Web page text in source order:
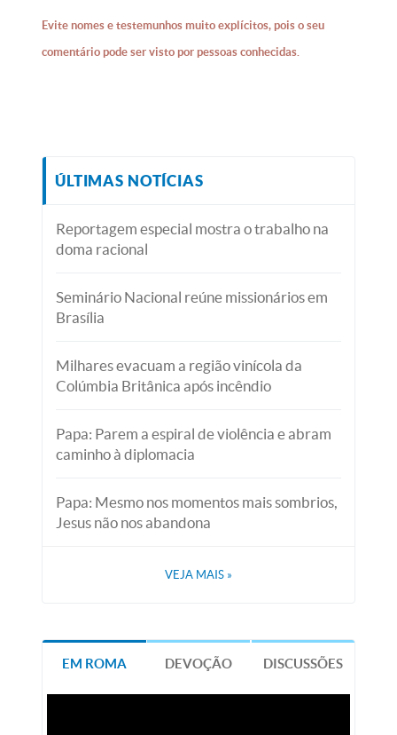
Evite nomes e testemunhos muito explícitos, pois o seu
comentário pode ser visto por pessoas conhecidas.
ÚLTIMAS NOTÍCIAS
Reportagem especial mostra o trabalho na
doma racional
Seminário Nacional reúne missionários em
Brasília
Milhares evacuam a região vinícola da
Colúmbia Britânica após incêndio
Papa: Parem a espiral de violência e abram
caminho à diplomacia
Papa: Mesmo nos momentos mais sombrios,
Jesus não nos abandona
VEJA MAIS »
EM ROMA DEVOÇÃO DISCUSSÕES